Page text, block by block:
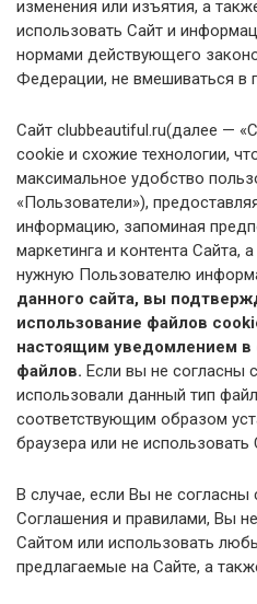
изменения или изъятия, а
использовать Сайт и
нормами действующего
Федерации, не вмешиваться в
Сайт clubbeautiful.ru(далее —
cookie и схожие технологии,
максимальное удобство
«Пользователи»),
информацию, запоминая
маркетинга и контента Сайта,
нужную Пользователю
данного сайта, вы
использование файлов
настоящим уведомлением в
файлов. Если вы не согласны
использовали данный тип
соответствующим образом
браузера или не использовать
В случае, если Вы не
Соглашения и правилами, Вы
Сайтом или использовать
предлагаемые на Сайте, а